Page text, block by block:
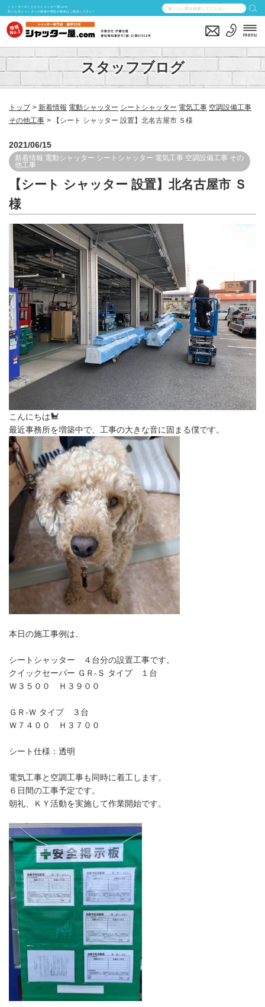
シャッターのことならシャッター屋.com
気になるシャッターの価格や商品の種類はご相談ください！
スタッフブログ
トップ 新着情報 電動シャッター シートシャッター 電気工事 空調設備工事
その他工事
【シート シャッター 設置】北名古屋市 Ｓ様
2021/06/15
新着情報 電動シャッター シートシャッター 電気工事 空調設備工事 その
他工事
【シート シャッター 設置】北名古屋市 Ｓ
様
こんにちは🐩
最近事務所を増築中で、工事の大きな音に固まる僕です。
本日の施工事例は、
シートシャッター ４台分の設置工事です。
クイックセーバー ＧＲ-Ｓ タイプ １台
Ｗ３５００ Ｈ３９００
ＧＲ-Ｗ タイプ ３台
Ｗ７４００ Ｈ３７００
シート仕様：透明
電気工事と空調工事も同時に着工します。
６日間の工事予定です。
朝礼、ＫＹ活動を実施して作業開始です。